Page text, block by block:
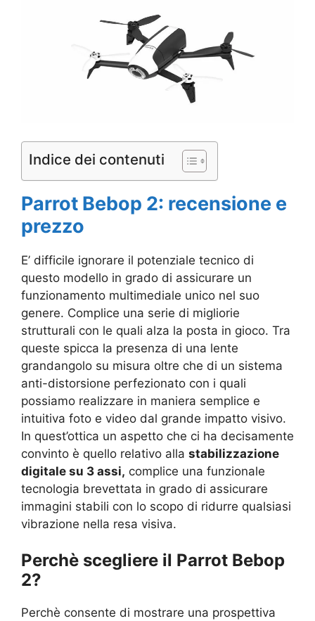
Indice dei contenuti
Parrot Bebop 2: recensione e
prezzo
E’ difficile ignorare il potenziale tecnico di
questo modello in grado di assicurare un
funzionamento multimediale unico nel suo
genere. Complice una serie di migliorie
strutturali con le quali alza la posta in gioco. Tra
queste spicca la presenza di una lente
grandangolo su misura oltre che di un sistema
anti-distorsione perfezionato con i quali
possiamo realizzare in maniera semplice e
intuitiva foto e video dal grande impatto visivo.
In quest’ottica un aspetto che ci ha decisamente
convinto è quello relativo alla stabilizzazione
digitale su 3 assi, complice una funzionale
tecnologia brevettata in grado di assicurare
immagini stabili con lo scopo di ridurre qualsiasi
vibrazione nella resa visiva.
Perchè scegliere il Parrot Bebop
2?
Perchè consente di mostrare una prospettiva